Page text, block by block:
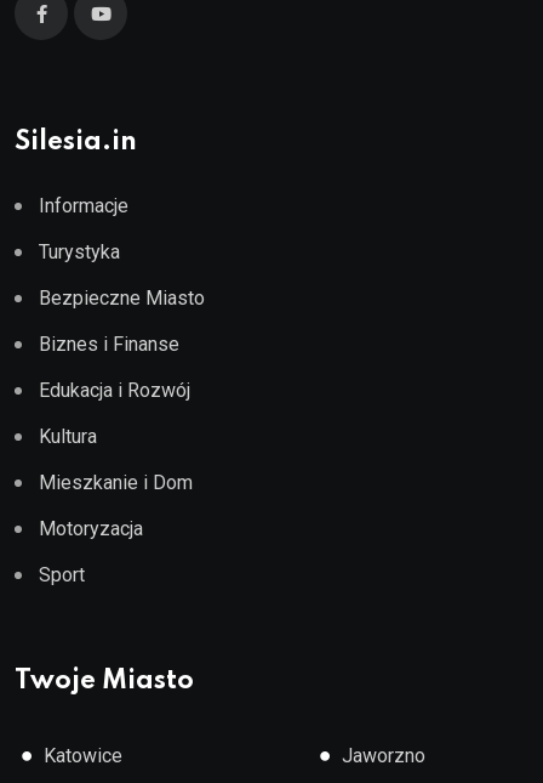
Silesia.in
Informacje
Turystyka
Bezpieczne Miasto
Biznes i Finanse
Edukacja i Rozwój
Kultura
Mieszkanie i Dom
Motoryzacja
Sport
Twoje Miasto
● Katowice ● Jaworzno